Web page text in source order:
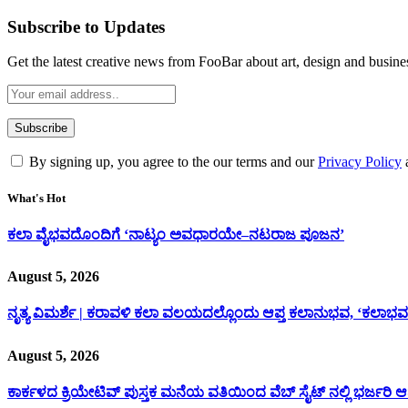
Subscribe to Updates
Get the latest creative news from FooBar about art, design and
By signing up, you agree to the our terms and ourPrivacy Policy
What's Hot
ಕಲಾ ವೈಭವದೊಂದಿಗೆ ‘ನಾಟ್ಯಂ ಅವಧಾರಯೇ–ನಟರಾಜ ಪೂಜನ’
August 5, 2026
ನೃತ್ಯ ವಿಮರ್ಶೆ | ಕರಾವಳಿ ಕಲಾ ವಲಯದಲ್ಲೊಂದು ಆಪ್ತ ಕಲಾನುಭವ,
August 5, 2026
ಕಾರ್ಕಳದ ಕ್ರಿಯೇಟಿವ್ ಪುಸ್ತಕ ಮನೆಯ ವತಿಯಿಂದ ವೆಬ್ ಸೈಟ್ ನಲ್ಲಿ ಭರ್ಜರಿ